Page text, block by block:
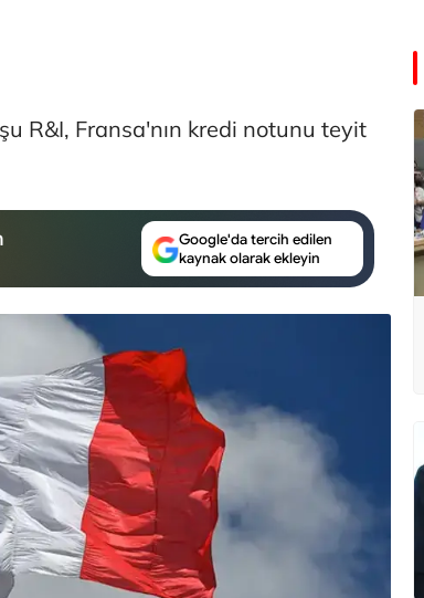
R&I, Fransa'nın kredi notunu teyit
Google'da tercih edilen
kaynak olarak ekleyin